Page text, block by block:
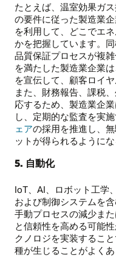
たとえば、温室効果ガ
の要件に従った製造業
を利用して、どこでエ
かを把握しています。
品質保証プロセスが複
を満たした製造業企業
を宣伝して、顧客ロイ
また、財務報告、課税
応するため、製造業企
し、定期的な監査を実
ェアの採用を推進し、
ットが得られるように
5. 自動化
IoT、AI、ロボット工学
および制御システムを
手動プロセスの減少ま
と信頼性を高める可能
クノロジを実装するこ
種が生じることがよくあ